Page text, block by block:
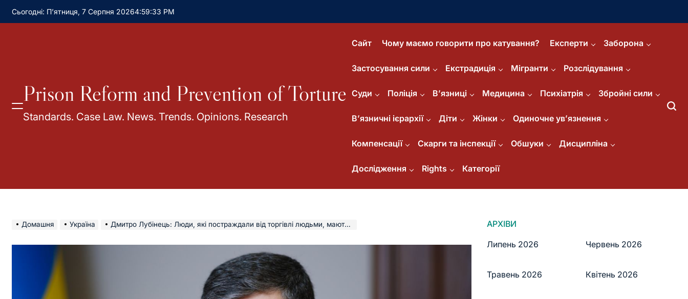
Сьогодні: П’ятниця, 7 Серпня 20264:59:34 PM
Prison Reform and Prevention of Torture
Standards. Case Law. News. Trends. Opinions. Research
Сайт Чому маємо говорити про катування? Експерти Заборона
Застосування сили Екстрадиція Мігранти Розслідування
Суди Поліція В’язниці Медицина Психіатрія Збройні сили
В’язничні ієрархії Діти Жінки Одиночне ув’язнення
Компенсації Скарги та інспекції Обшуки Дисципліна
Дослідження Rights Категорії
Домашня Україна Дмитро Лубінець: Люди, які постраждали від торгівлі людьми, мають право на захист, допомогу, підтримку та відновлення
АРХІВИ
Липень 2026
Червень 2026
Травень 2026 Квітень 2026